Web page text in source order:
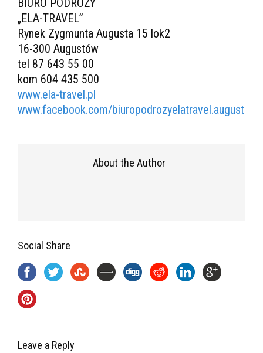
„ELA-TRAVEL”
Rynek Zygmunta Augusta 15 lok2
16-300 Augustów
tel 87 643 55 00
kom 604 435 500
www.ela-travel.pl
www.facebook.com/biuropodrozyelatravel.augustow/
About the Author
Social Share
Leave a Reply